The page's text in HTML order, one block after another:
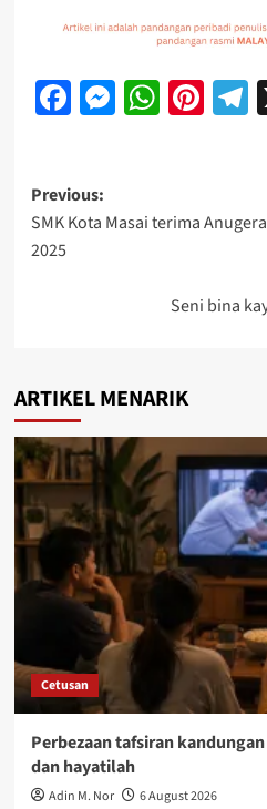
Facebook
Previous:
SMK Kota Masai terima
2025
Seni bina
ARTIKEL MENARIK
Cetusan
Perbezaan tafsiran
dan hayatilah
Adin M. Nor 6 August 2026